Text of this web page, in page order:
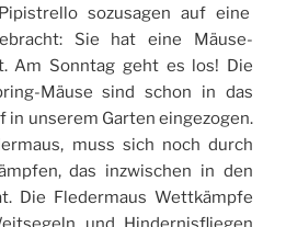
sozusagen auf eine
Sie hat eine Mäuse-
Am Sonntag geht es los! Die
Mäuse sind schon in das
in unserem Garten eingezogen.
muss sich noch durch
das inzwischen in den
Die Fledermaus Wettkämpfe